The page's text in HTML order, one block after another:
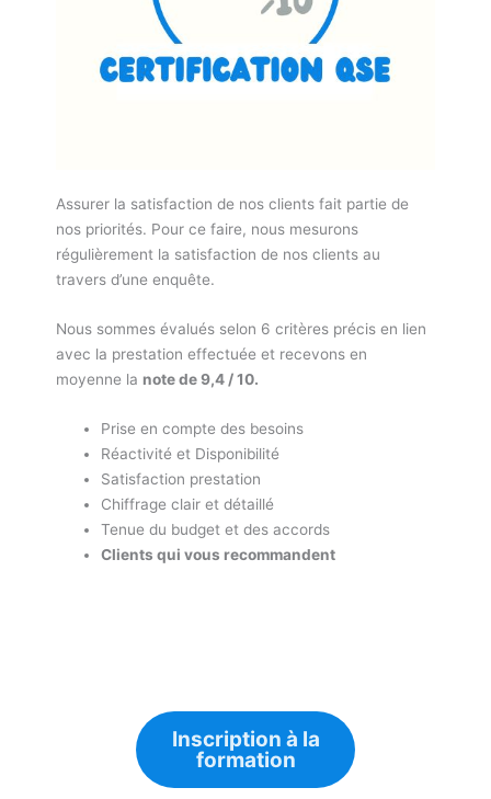
Assurer la satisfaction de nos clients fait partie de
nos priorités. Pour ce faire, nous mesurons
régulièrement la satisfaction de nos clients au
travers d’une enquête.
Nous sommes évalués selon 6 critères précis en lien
avec la prestation effectuée et recevons en
moyenne la note de 9,4 / 10.
Prise en compte des besoins
Réactivité et Disponibilité
Satisfaction prestation
Chiffrage clair et détaillé
Tenue du budget et des accords
Clients qui vous recommandent
Inscription à la
formation